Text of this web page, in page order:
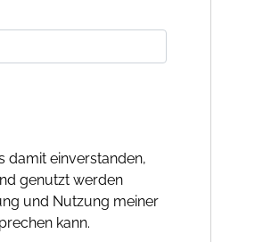
damit einverstanden,
genutzt werden
und Nutzung meiner
kann.